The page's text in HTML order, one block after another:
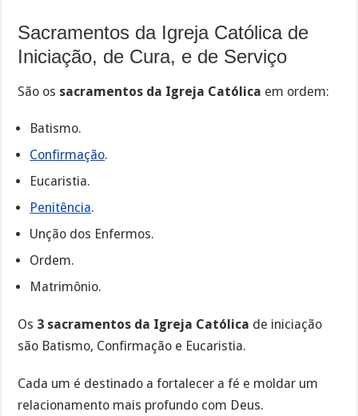
Sacramentos da Igreja Católica de
Iniciação, de Cura, e de Serviço
São os sacramentos da Igreja Católica em ordem:
Batismo.
Confirmação.
Eucaristia.
Penitência.
Unção dos Enfermos.
Ordem.
Matrimônio.
Os 3 sacramentos da Igreja Católica de iniciação
são Batismo, Confirmação e Eucaristia.
Cada um é destinado a fortalecer a fé e moldar um
relacionamento mais profundo com Deus.